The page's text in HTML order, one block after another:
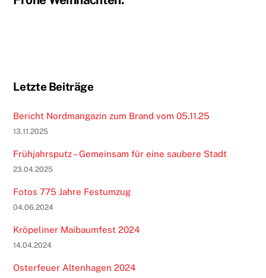
Letzte Beiträge
Bericht Nordmangazin zum Brand vom 05.11.25
13.11.2025
Frühjahrsputz – Gemeinsam für eine saubere Stadt
23.04.2025
Fotos 775 Jahre Festumzug
04.06.2024
Kröpeliner Maibaumfest 2024
14.04.2024
Osterfeuer Altenhagen 2024